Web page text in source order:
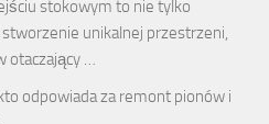
stokowym to nie tylko
unikalnej przestrzeni,
otaczający …
odpowiada za remont pionów i